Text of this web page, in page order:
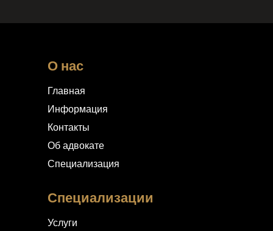
О нас
Главная
Информация
Контакты
Об адвокате
Специализация
Специализации
Услуги